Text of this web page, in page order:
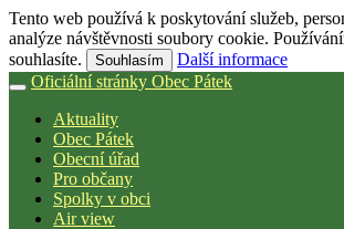
Tento web používá k poskytování služeb,
analýze návštěvnosti soubory cookie.
souhlasíte.
Souhlasím
Další informace
Oficiální stránky Obec Pátek
Aktuality
Obec Pátek
Obecní úřad
Pro občany
Spolky v obci
Air view